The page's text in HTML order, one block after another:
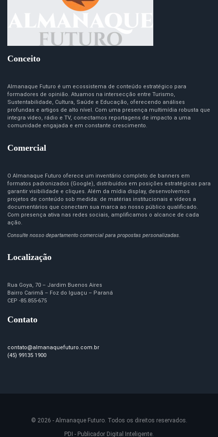
Conceito
Almanaque Futuro é um ecossistema de conteúdo estratégico para
formadores de opinião. Atuamos na intersecção entre Turismo,
Sustentabilidade, Cultura, Saúde e Educação, oferecendo análises
profundas e artigos de alto nível. Com uma presença multimídia robusta que
integra vídeo, rádio e TV, conectamos reportagens de impacto a uma
comunidade engajada e em constante crescimento.
Comercial
O Almanaque Futuro oferece um inventário completo de banners em
formatos padronizados (Google), distribuídos em posições estratégicas para
garantir visibilidade e cliques. Além da mídia display, desenvolvemos
projetos de conteúdo sob medida: de matérias institucionais e vídeos a
documentários que conectam sua marca ao nosso público qualificado.
Com presença ativa nas redes sociais, amplificamos o alcance de cada
ação.
Consulte nosso departamento comercial para propostas personalizadas.
Localização
Rua Goya, 70 – Jardim Buenos Aires
Bairro Carimã – Foz do Iguaçu – Paraná
CEP -85.855-675
Contato
contato@almanaquefuturo.com.br
(45) 99135 1900
© 2026 - Almanaque Futuro. Todos os direitos reservados.
PDI - Publicador Digital Inteligente.